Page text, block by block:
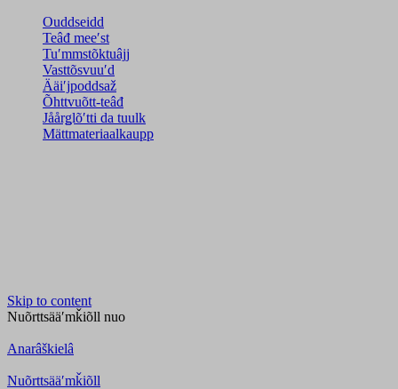
Ouddseidd
Teâđ meeʹst
Tuʹmmstõktuâjj
Vasttõsvuuʹd
Ääiʹjpoddsaž
Õhttvuõtt-teâđ
Jåårǥlõʹtti da tuulk
Mättmateriaalkaupp
Skip to content
Nuõrttsääʹmǩiõll nuo
Anarâškielâ
Nuõrttsääʹmǩiõll